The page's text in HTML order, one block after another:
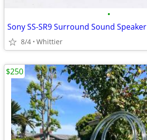
•
Sony SS-SR9 Surround Sound Speaker
8/4 Whittier
$250